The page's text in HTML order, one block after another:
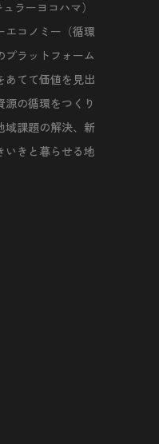
ラーヨコハマ）
エコノミー（循環
プラットフォーム
あてて価値を見出
の循環をつくり
域課題の解決、新
いきと暮らせる地